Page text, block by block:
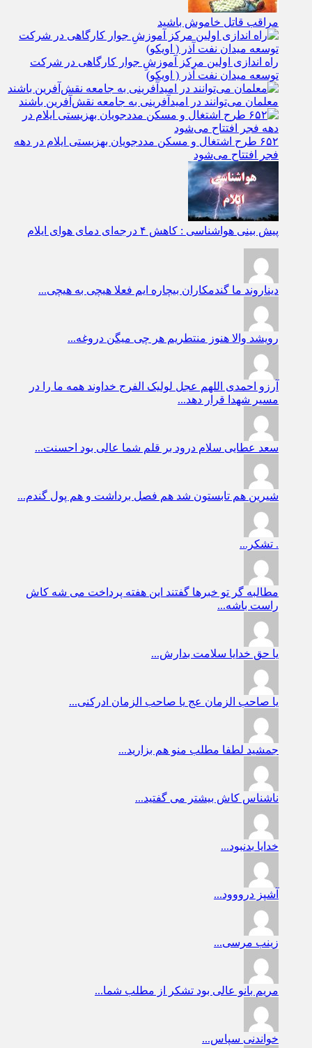
مراقب قاتل خاموش باشید
راه اندازی اولین مرکز آموزشِ جوار کارگاهی در شرکت
توسعه میدان نفت آذر ( اویکو)
معلمان می‌توانند در امیدآفرینی به جامعه نقش‌آفرین باشند
۶۵۲ طرح اشتغال و مسکن مددجویان بهزیستی ایلام در دهه
فجر افتتاح می‌شود
پیش بینی هواشناسی : کاهش ۴ درجه‌ای دمای هوای ایلام
دیناروند ما گندمکاران بیچاره ایم فعلا هیچی به هیچی...
رویشد والا هنوز منتطریم هر چی میگن دروغه...
آرزو احمدی اللهم عجل لولیک الفرج خداوند همه ما را در
مسیر شهدا قرار دهد...
سعد عطایی سلام درود بر قلم شما عالی بود احسنت...
شیرین هم تابستون شد هم فصل برداشت و هم پول گندم...
. تشکر...
مطالبه گر تو خبرها گفتند این هفته پرداخت می شه کاش
راست باشه...
یا حق خدایا سلامت بدارش...
یا صاحب الزمان عج یا صاحب الزمان ادرکنی...
جمشید لطفا مطلب منو هم بزارید...
ناشناس کاش بیشتر می گفتید...
خدایا بدنبود...
آشپز درووود...
زینب مرسی...
مریم بانو عالی بود تشکر از مطلب شما...
خواندنی سپاس...